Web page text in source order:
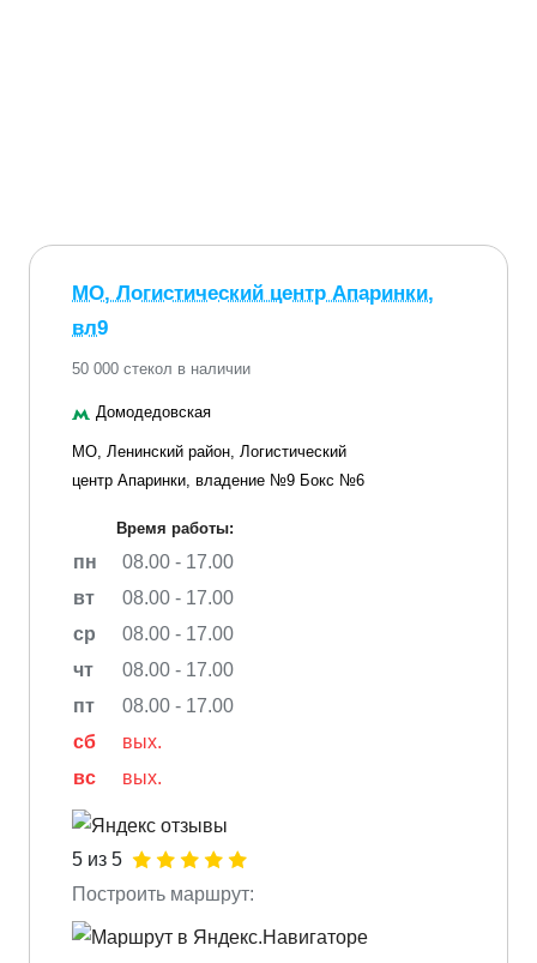
МО, Логистический центр Апаринки,
вл9
50 000 стекол в наличии
Домодедовская
МО, Ленинский район, Логистический
центр Апаринки, владение №9 Бокс №6
Время работы:
пн
08.00 - 17.00
вт
08.00 - 17.00
ср
08.00 - 17.00
чт
08.00 - 17.00
пт
08.00 - 17.00
сб
вых.
вс
вых.
5 из 5
Построить маршрут: